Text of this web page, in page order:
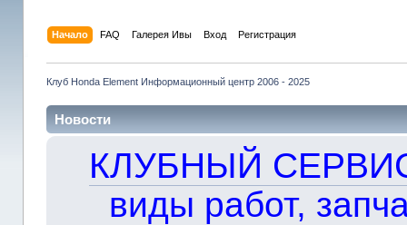
Начало FAQ Галерея Ивы Вход Регистрация
Клуб Honda Element Информационный центр 2006 - 2025
Новости
КЛУБНЫЙ
виды работ,